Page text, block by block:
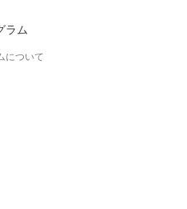
ラム
について